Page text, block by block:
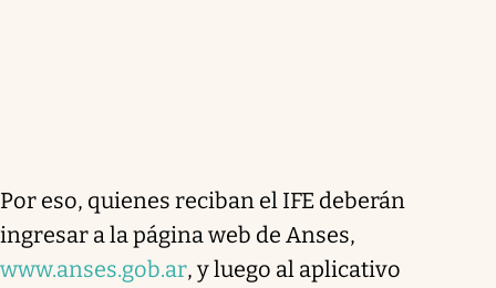
Por eso, quienes reciban el IFE deberán
ingresar a la página web de Anses,
www.anses.gob.ar, y luego al aplicativo